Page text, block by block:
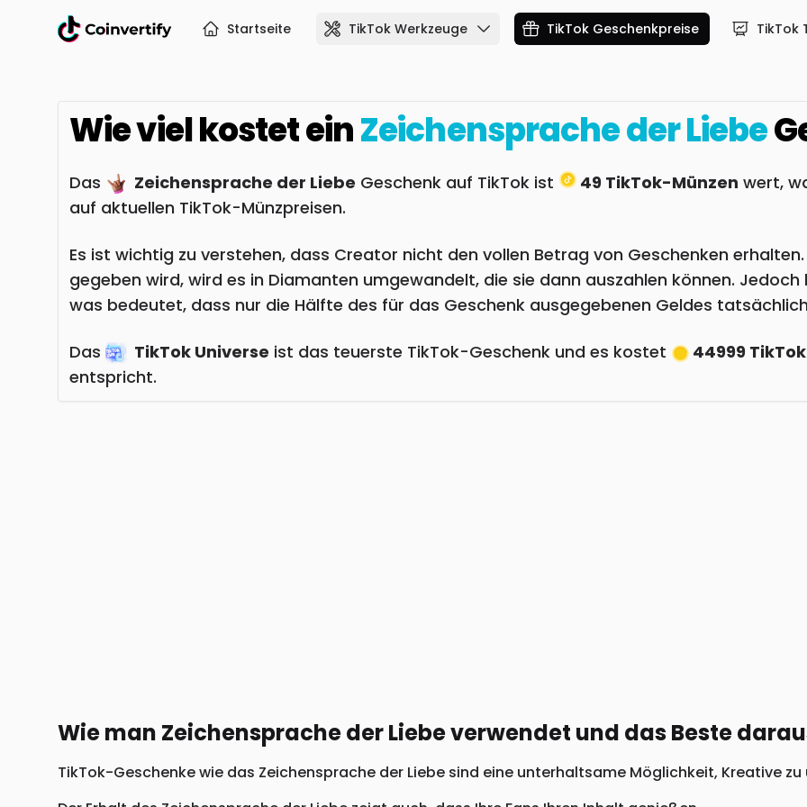
Startseite TikTok Werkzeuge TikTok Geschenkpreise TikTok
Wie viel kostet einZeichensprache der Liebe
Das Zeichensprache der Liebe Geschenk auf TikTok ist 49 TikTok-Münzen wert,
auf aktuellen TikTok-Münzpreisen.
Es ist wichtig zu verstehen, dass Creator nicht den vollen Betrag von Geschenken
gegeben wird, wird es in Diamanten umgewandelt, die sie dann auszahlen können.
was bedeutet, dass nur die Hälfte des für das Geschenk ausgegebenen Geldes
Das TikTok Universe ist das teuerste TikTok-Geschenk und es kostet 44999
entspricht.
Wie man Zeichensprache der Liebe verwendet und das Beste
TikTok-Geschenke wie das Zeichensprache der Liebe sind eine unterhaltsame Möglichkeit, Kreative